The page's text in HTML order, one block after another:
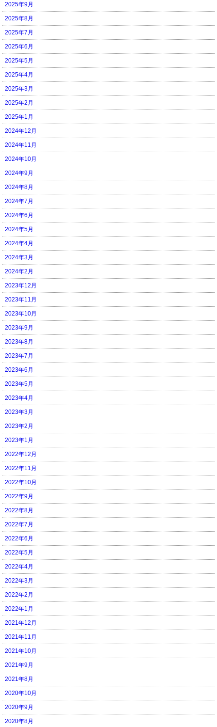
2025年9月
2025年8月
2025年7月
2025年6月
2025年5月
2025年4月
2025年3月
2025年2月
2025年1月
2024年12月
2024年11月
2024年10月
2024年9月
2024年8月
2024年7月
2024年6月
2024年5月
2024年4月
2024年3月
2024年2月
2023年12月
2023年11月
2023年10月
2023年9月
2023年8月
2023年7月
2023年6月
2023年5月
2023年4月
2023年3月
2023年2月
2023年1月
2022年12月
2022年11月
2022年10月
2022年9月
2022年8月
2022年7月
2022年6月
2022年5月
2022年4月
2022年3月
2022年2月
2022年1月
2021年12月
2021年11月
2021年10月
2021年9月
2021年8月
2020年10月
2020年9月
2020年8月